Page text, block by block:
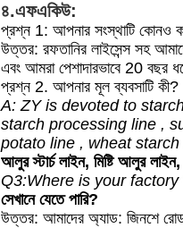
৪.এফএকিউ:
প্রশ্ন 1: আপনার সংস্থাটি কোনও
উত্তর: রফতানির লাইসেন্স সহ
এবং আমরা পেশাদারভাবে 20 বছর
প্রশ্ন 2. আপনার মূল ব্যবসাটি কী?
A: ZY is devoted to
starch processing line ,
potato line , wheat
আলুর স্টার্চ লাইন, মিষ্টি আলুর
Q3:Where is your
সেখানে যেতে পারি?
উত্তর: আমাদের অ্যাড: জিনশে রোড,